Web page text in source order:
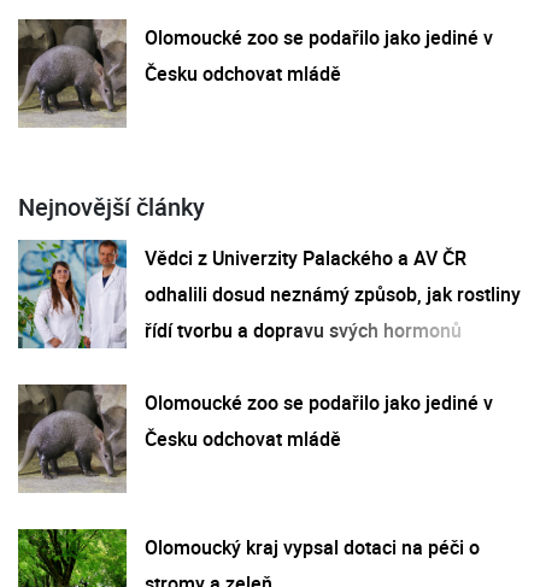
Olomoucké zoo se podařilo jako jediné v
Česku odchovat mládě
Nejnovější články
Vědci z Univerzity Palackého a AV ČR
odhalili dosud neznámý způsob, jak rostliny
řídí tvorbu a dopravu svých hormonů
Olomoucké zoo se podařilo jako jediné v
Česku odchovat mládě
Olomoucký kraj vypsal dotaci na péči o